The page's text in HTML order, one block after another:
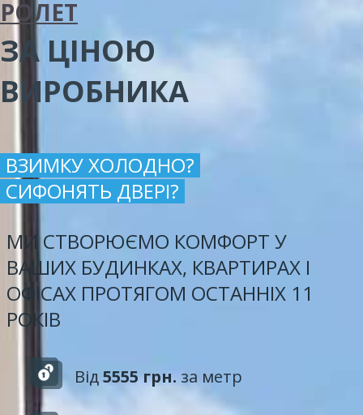
РОЛЕТ
ЗА ЦІНОЮ
ВИРОБНИКА
ВЗИМКУ ХОЛОДНО?
СИФОНЯТЬ ДВЕРІ?
МИ СТВОРЮЄМО КОМФОРТ У
ВАШИХ БУДИНКАХ, КВАРТИРАХ І
ОФІСАХ ПРОТЯГОМ ОСТАННІХ 11
РОКІВ
Від5555 грн. за метр